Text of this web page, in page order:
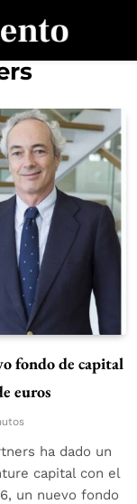
fondo de capital
euros
ha dado un
capital con el
un nuevo fondo